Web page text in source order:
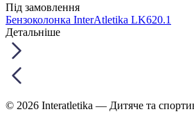
Під замовлення
Бензоколонка InterAtletika LK620.1
Детальніше
© 2026 Interatletika — Дитяче та